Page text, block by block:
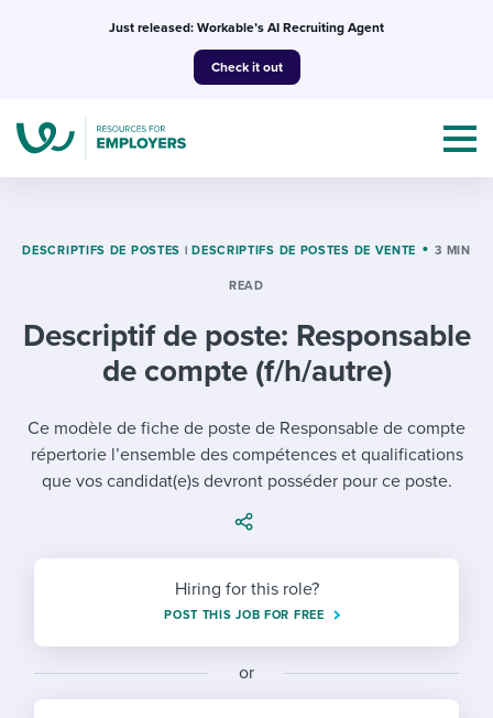
Just released: Workable’s AI Recruiting Agent
Check it out
Mobilizing AI in my work
Working together with others
Maintaining hiring pipelines
Developing & retaining people
Ensuring compliance
Templates & Guides
I WANT...
Policy templates
Onboarding checklists
Step-by-step tutorials
Interview process
Pay & benefits
Attend webinars & events
Workable customer stories
Explore Workable
DESCRIPTIFS DE POSTES | DESCRIPTIFS DE POSTES DE VENTE 3 MIN
READ
Descriptif de poste: Responsable
de compte (f/h/autre)
Ce modèle de fiche de poste de Responsable de compte
répertorie l’ensemble des compétences et qualifications
que vos candidat(e)s devront posséder pour ce poste.
Hiring for this role?
POST THIS JOB FOR FREE
or